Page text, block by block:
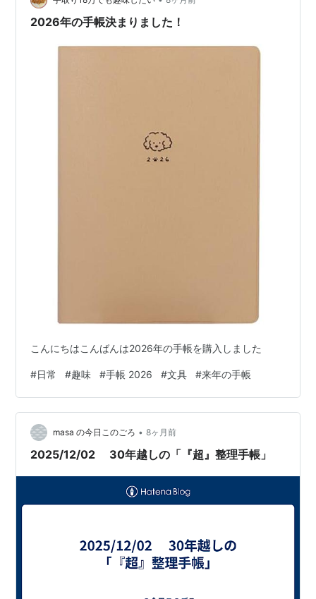
年から追加。 メインは1日で…
2026年の手帳決まりました！
こんにちはこんばんは2026年の手帳を購入しました
#日常 #趣味 #手帳 2026 #文具 #来年の手帳
masa の今日このごろ • 8ヶ月前
2025/12/02 30年越しの「『超』整理手帳」